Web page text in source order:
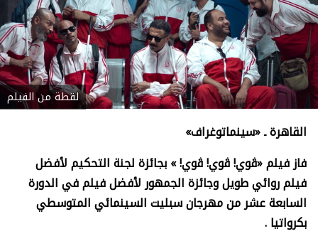
لقطة من الفيلم
القاهرة ـ «سينماتوغراف»
فاز فيلم «ڤوي! ڤوي! ڤوي!» بجائزة لجنة التحكيم لأفضل
فيلم روائي طويل وجائزة الجمهور لأفضل فيلم في الدورة
السابعة عشر من مهرجان سبليت السينمائي المتوسطي
بكرواتيا .